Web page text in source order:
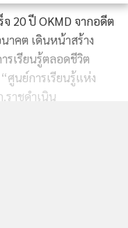
กจากกรอบห้องเรียนสู่
สรรค์ และการมีส่วน
คล้องกับบทบาทของ
รู้ตลอดชีวิต และการ
งและยั่งยืนในระยะ
จ 20 ปี OKMD จากอดีต
าคต เดินหน้าสร้าง
รเรียนรู้ตลอดชีวิต
ศูนย์การเรียนรู้แห่ง
ราชดำเนิน